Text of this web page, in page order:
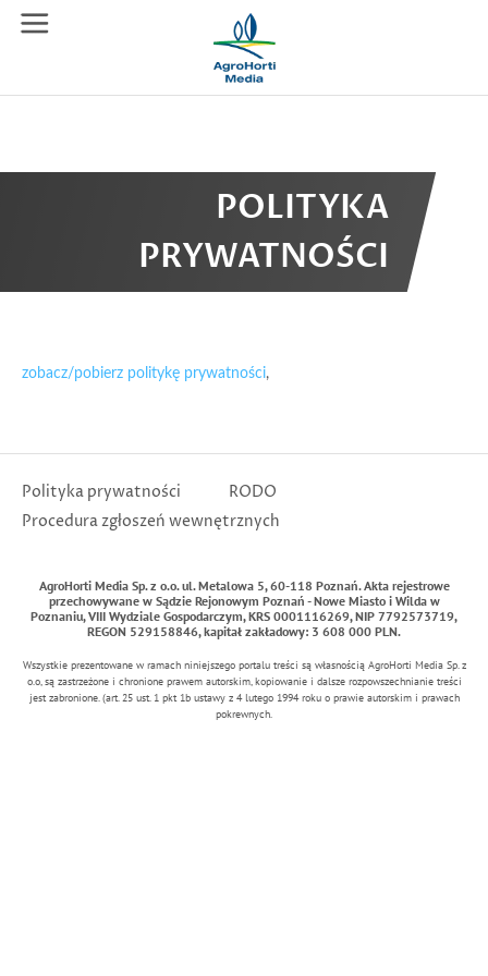
POLITYKA
PRYWATNOŚCI
zobacz/pobierz politykę prywatności,
Polityka prywatności
RODO
Procedura zgłoszeń wewnętrznych
AgroHorti Media Sp. z o.o. ul. Metalowa 5, 60-118 Poznań. Akta rejestrowe
przechowywane w Sądzie Rejonowym Poznań - Nowe Miasto i Wilda w
Poznaniu, VIII Wydziale Gospodarczym, KRS 0001116269, NIP 7792573719,
REGON 529158846, kapitał zakładowy: 3 608 000 PLN.
Wszystkie prezentowane w ramach niniejszego portalu treści są własnością AgroHorti Media Sp. z
o.o, są zastrzeżone i chronione prawem autorskim, kopiowanie i dalsze rozpowszechnianie treści
jest zabronione. (art. 25 ust. 1 pkt 1b ustawy z 4 lutego 1994 roku o prawie autorskim i prawach
pokrewnych.